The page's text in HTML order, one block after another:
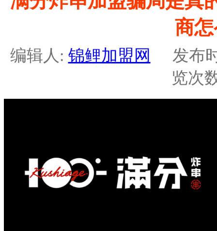
商
编辑人: 锦鲤加盟网
发布
览次